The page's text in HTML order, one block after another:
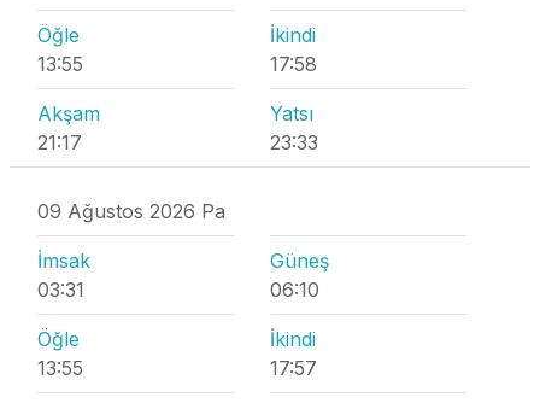
Öğle
13:55
İkindi
17:58
Akşam
21:17
Yatsı
23:33
09 Ağustos 2026 Pa
İmsak
03:31
Güneş
06:10
Öğle
13:55
İkindi
17:57